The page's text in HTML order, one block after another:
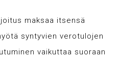
maksaa itsensä
syntyvien verotulojen
vaikuttaa suoraan